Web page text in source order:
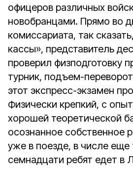
офицеров различных
новобранцами. Прямо во
комиссариата, так
кассы», представитель
проверил физподготовку
турник, подъем-
этот экспресс-экзамен
Физически крепкий, с
хорошей теоретической
осознанное собственное
уже в поезде, в числе еще
семнадцати ребят едет в